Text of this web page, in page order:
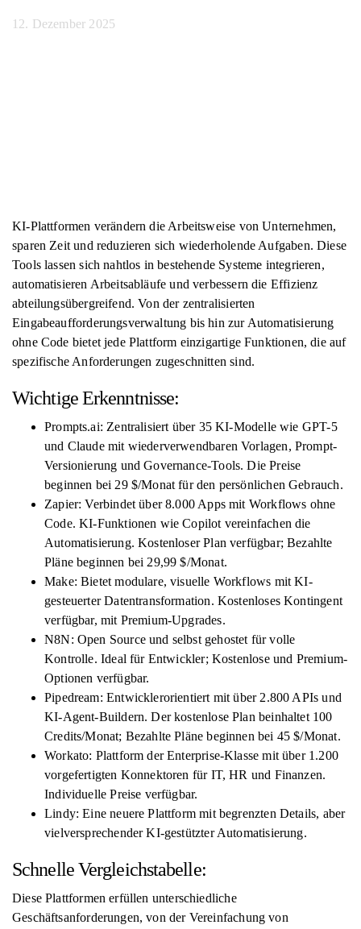
12. Dezember 2025
KI-Plattformen verändern die Arbeitsweise von Unternehmen,
sparen Zeit und reduzieren sich wiederholende Aufgaben. Diese
Tools lassen sich nahtlos in bestehende Systeme integrieren,
automatisieren Arbeitsabläufe und verbessern die Effizienz
abteilungsübergreifend. Von der zentralisierten
Eingabeaufforderungsverwaltung bis hin zur Automatisierung
ohne Code bietet jede Plattform einzigartige Funktionen, die auf
spezifische Anforderungen zugeschnitten sind.
Wichtige Erkenntnisse:
Prompts.ai: Zentralisiert über 35 KI-Modelle wie GPT-5
und Claude mit wiederverwendbaren Vorlagen, Prompt-
Versionierung und Governance-Tools. Die Preise
beginnen bei 29 $/Monat für den persönlichen Gebrauch.
Zapier: Verbindet über 8.000 Apps mit Workflows ohne
Code. KI-Funktionen wie Copilot vereinfachen die
Automatisierung. Kostenloser Plan verfügbar; Bezahlte
Pläne beginnen bei 29,99 $/Monat.
Make: Bietet modulare, visuelle Workflows mit KI-
gesteuerter Datentransformation. Kostenloses Kontingent
verfügbar, mit Premium-Upgrades.
N8N: Open Source und selbst gehostet für volle
Kontrolle. Ideal für Entwickler; Kostenlose und Premium-
Optionen verfügbar.
Pipedream: Entwicklerorientiert mit über 2.800 APIs und
KI-Agent-Buildern. Der kostenlose Plan beinhaltet 100
Credits/Monat; Bezahlte Pläne beginnen bei 45 $/Monat.
Workato: Plattform der Enterprise-Klasse mit über 1.200
vorgefertigten Konnektoren für IT, HR und Finanzen.
Individuelle Preise verfügbar.
Lindy: Eine neuere Plattform mit begrenzten Details, aber
vielversprechender KI-gestützter Automatisierung.
Schnelle Vergleichstabelle:
Diese Plattformen erfüllen unterschiedliche
Geschäftsanforderungen, von der Vereinfachung von